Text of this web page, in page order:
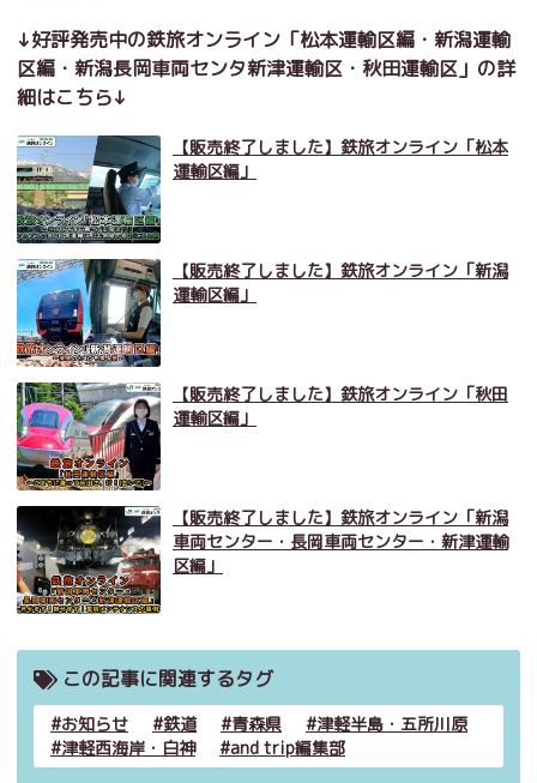
↓好評発売中の鉄旅オンライン「松本運輸区編・新潟運輸
区編・新潟長岡車両センタ新津運輸区・秋田運輸区」の詳
細はこちら↓
【販売終了しました】鉄旅オンライン「松本
運輸区編」
【販売終了しました】鉄旅オンライン「新潟
運輸区編」
【販売終了しました】鉄旅オンライン「秋田
運輸区編」
【販売終了しました】鉄旅オンライン「新潟
車両センター・長岡車両センター・新津運輸
区編」
この記事に関連するタグ
お知らせ 鉄道 青森県
津軽半島・五所川原
津軽西海岸・白神
and trip編集部